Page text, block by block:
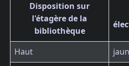
Disposition sur
l'étagère de la
bibliothèque
Haut